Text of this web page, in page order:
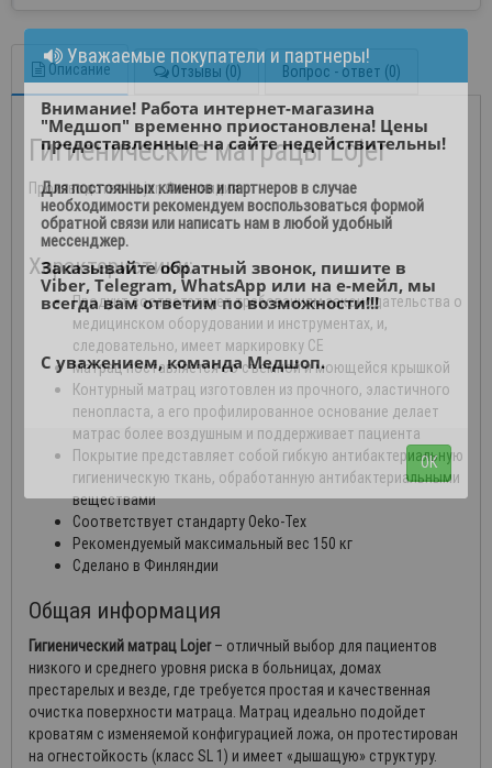
Описание Отзывы (0) Вопрос - ответ (0)
Гигиенические матрацы Lojer
Производство Lojer, Финляндия
Характеристики:
Продукт соответствует требованиям законодательства о
медицинском оборудовании и инструментах, и,
следовательно, имеет маркировку CE
Матрац поставляется со съемной и моющейся крышкой
Контурный матрац изготовлен из прочного, эластичного
пенопласта, а его профилированное основание делает
матрас более воздушным и поддерживает пациента
Покрытие представляет собой гибкую антибактериальную
гигиеническую ткань, обработанную антибактериальными
веществами
Соответствует стандарту Oeko-Tex
Рекомендуемый максимальный вес 150 кг
Сделано в Финляндии
Общая информация
Гигиенический матрац Lojer– отличный выбор для пациентов
низкого и среднего уровня риска в больницах, домах
престарелых и везде, где требуется простая и качественная
очистка поверхности матраца. Матрац идеально подойдет
кроватям с изменяемой конфигурацией ложа, он протестирован
на огнестойкость (класс SL 1) и имеет «дышащую» структуру.
Уважаемые покупатели и партнеры!
Внимание! Работа интернет-магазина
"Медшоп" временно приостановлена! Цены
предоставленные на сайте недействительны!
Для постоянных клиенов и партнеров в случае
необходимости рекомендуем воспользоваться формой
обратной связи или написать нам в любой удобный
мессенджер.
Заказывайте обратный звонок, пишите в
Viber, Telegram, WhatsApp или на е-мейл, мы
всегда вам ответим по возможности!!!
С уважением, команда Медшоп.
ОК